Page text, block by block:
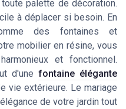
palette de décoration.
à déplacer si besoin. En
des fontaines et
mobilier en résine, vous
et fonctionnel.
d'une fontaine élégante
vie extérieure. Le mariage
de votre jardin tout